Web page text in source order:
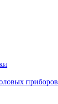
приборов